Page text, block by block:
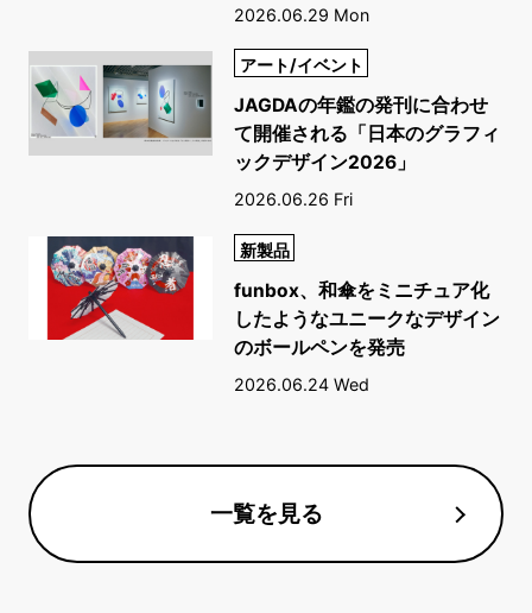
2026.06.29 Mon
アート/イベント
JAGDAの年鑑の発刊に合わせ
て開催される「日本のグラフィ
ックデザイン2026」
2026.06.26 Fri
新製品
funbox、和傘をミニチュア化
したようなユニークなデザイン
のボールペンを発売
2026.06.24 Wed
一覧を見る